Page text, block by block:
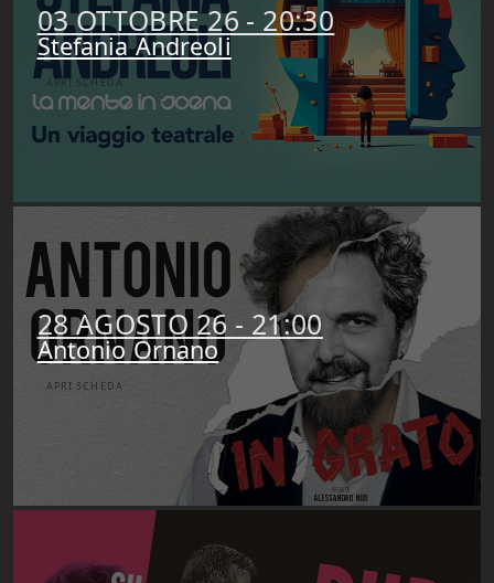
03 OTTOBRE 26 - 20:30
Stefania Andreoli
APRI SCHEDA
28 AGOSTO 26 - 21:00
Antonio Ornano
APRI SCHEDA